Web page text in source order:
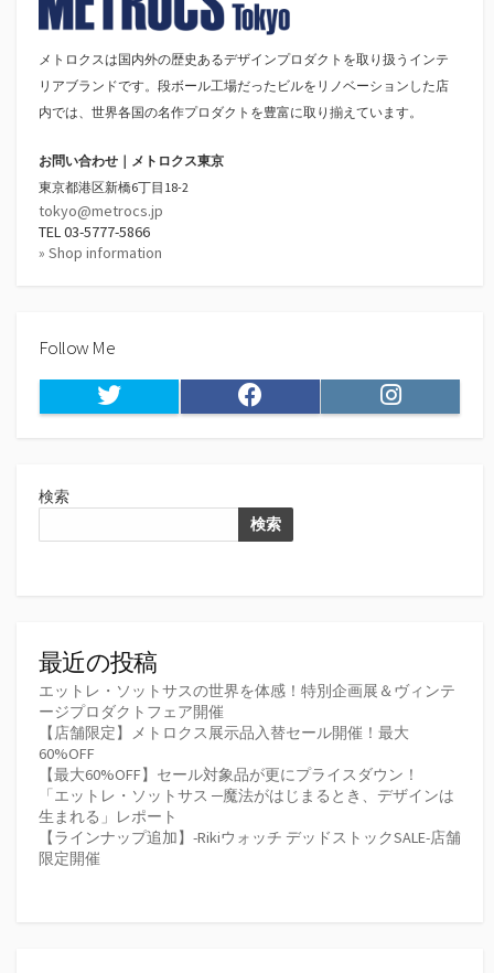
メトロクスは国内外の歴史あるデザインプロダクトを取り扱うインテ
リアブランドです。段ボール工場だったビルをリノベーションした店
内では、世界各国の名作プロダクトを豊富に取り揃えています。
お問い合わせ｜メトロクス東京
東京都港区新橋6丁目18-2
tokyo@metrocs.jp
TEL 03-5777-5866
» Shop information
Follow Me
Twitter Facebook Instagram
検索
検索
最近の投稿
エットレ・ソットサスの世界を体感！特別企画展＆ヴィンテ
ージプロダクトフェア開催
【店舗限定】メトロクス展示品入替セール開催！最大
60%OFF
【最大60%OFF】セール対象品が更にプライスダウン！
「エットレ・ソットサス ─魔法がはじまるとき、デザインは
生まれる」レポート
【ラインナップ追加】-Rikiウォッチ デッドストックSALE-店舗
限定開催